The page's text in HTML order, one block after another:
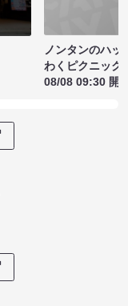
ノンタンのハッ
わくピクニック
08/08 09:30 開